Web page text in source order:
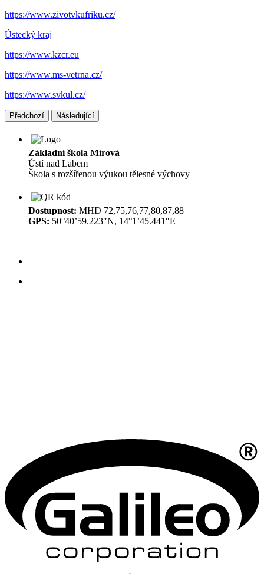
https://www.zivotvkufriku.cz/
Ústecký kraj
https://www.kzcr.eu
https://www.ms-vetrna.cz/
https://www.svkul.cz/
Předchozí Následující
Základní škola Mírová
Ústí nad Labem
Škola s rozšířenou výukou tělesné výchovy
Dostupnost: MHD 72,75,76,77,80,87,88
GPS: 50°40’59.223″N, 14°1’45.441″E